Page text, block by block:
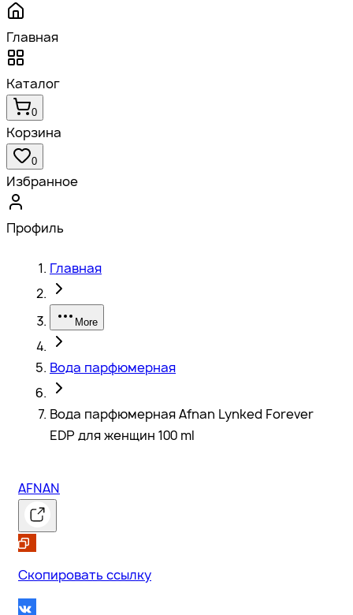
Главная
Каталог
0
Корзина
0
Избранное
Профиль
Главная
More
Вода парфюмерная
Вода парфюмерная Afnan Lynked Forever
EDP для женщин 100 ml
AFNAN
Скопировать ссылку